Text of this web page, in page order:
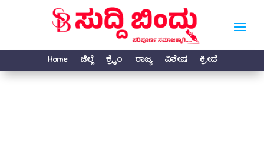
Home ಜಿಲ್ಲೆ ಕ್ರೈಂ ರಾಜ್ಯ ವಿಶೇಷ ಕ್ರೀಡೆ